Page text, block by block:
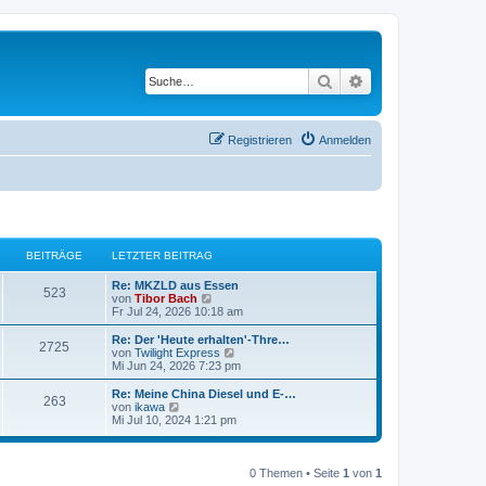
Suche
Anmelden
Registrieren
BEITRÄGE LETZTER BEITRAG
523
Re: MKZLD aus Essen
von Tibor Bach
e
u
e
s
t
r
B
e
i
t
Fr Jul 24, 2026 10:18 am
2725
Re: Der 'Heute erhalten'-Thre…
von Twilight Express
e
u
e
t
r
Mi Jun 24, 2026 7:23 pm
263
Re: Meine China Diesel und E-…
von ikawa
e
e
Mi Jul 10, 2024 1:21 pm
0 Themen • Seite 1 von 1